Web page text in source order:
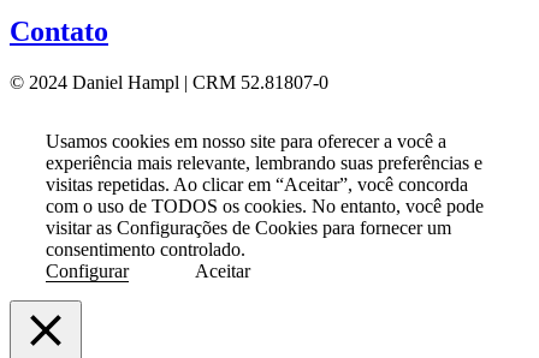
Contato
© 2024 Daniel Hampl | CRM 52.81807-0
Usamos cookies em nosso site para oferecer a você a
experiência mais relevante, lembrando suas preferências e
visitas repetidas. Ao clicar em “Aceitar”, você concorda
com o uso de TODOS os cookies. No entanto, você pode
visitar as Configurações de Cookies para fornecer um
consentimento controlado.
Configurar
Aceitar